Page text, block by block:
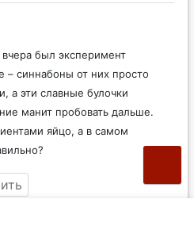
был эксперимент
синнабоны от них просто
а эти славные булочки
манит пробовать дальше.
яйцо, а в самом